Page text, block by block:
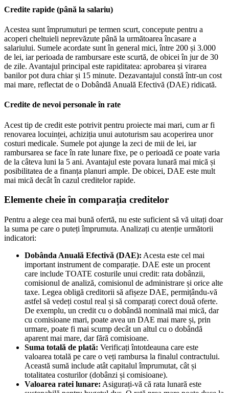
Credite rapide (până la salariu)
Acestea sunt împrumuturi pe termen scurt, concepute pentru a
acoperi cheltuieli neprevăzute până la următoarea încasare a
salariului. Sumele acordate sunt în general mici, între 200 și 3.000
de lei, iar perioada de rambursare este scurtă, de obicei în jur de 30
de zile. Avantajul principal este rapiditatea: aprobarea și virarea
banilor pot dura chiar și 15 minute. Dezavantajul constă într-un cost
mai mare, reflectat de o Dobândă Anuală Efectivă (DAE) ridicată.
Credite de nevoi personale în rate
Acest tip de credit este potrivit pentru proiecte mai mari, cum ar fi
renovarea locuinței, achiziția unui autoturism sau acoperirea unor
costuri medicale. Sumele pot ajunge la zeci de mii de lei, iar
rambursarea se face în rate lunare fixe, pe o perioadă ce poate varia
de la câteva luni la 5 ani. Avantajul este povara lunară mai mică și
posibilitatea de a finanța planuri ample. De obicei, DAE este mult
mai mică decât în cazul creditelor rapide.
Elemente cheie în comparația creditelor
Pentru a alege cea mai bună ofertă, nu este suficient să vă uitați doar
la suma pe care o puteți împrumuta. Analizați cu atenție următorii
indicatori:
Dobânda Anuală Efectivă (DAE): Acesta este cel mai
important instrument de comparație. DAE este un procent
care include TOATE costurile unui credit: rata dobânzii,
comisionul de analiză, comisionul de administrare și orice alte
taxe. Legea obligă creditorii să afișeze DAE, permițându-vă
astfel să vedeți costul real și să comparați corect două oferte.
De exemplu, un credit cu o dobândă nominală mai mică, dar
cu comisioane mari, poate avea un DAE mai mare și, prin
urmare, poate fi mai scump decât un altul cu o dobândă
aparent mai mare, dar fără comisioane.
Suma totală de plată: Verificați întotdeauna care este
valoarea totală pe care o veți rambursa la finalul contractului.
Această sumă include atât capitalul împrumutat, cât și
totalitatea costurilor (dobânzi și comisioane).
Valoarea ratei lunare: Asigurați-vă că rata lunară este